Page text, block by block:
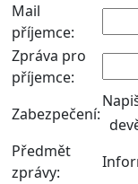
Mail
příjemce:
Zpráva pro
příjemce:
Zabezpečení:
Předmět
zprávy: